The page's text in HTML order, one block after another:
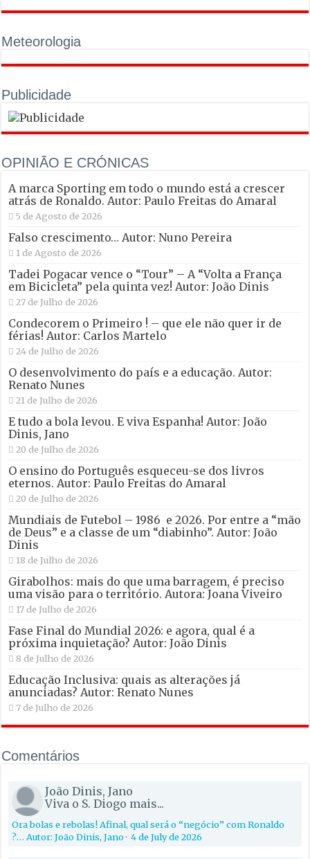
Meteorologia
Publicidade
OPINIÃO E CRÓNICAS
A marca Sporting em todo o mundo está a crescer
atrás de Ronaldo. Autor: Paulo Freitas do Amaral
5 de Agosto de 2026
Falso crescimento… Autor: Nuno Pereira
1 de Agosto de 2026
Tadei Pogacar vence o “Tour” – A “Volta a França
em Bicicleta” pela quinta vez! Autor: João Dinis
27 de Julho de 2026
Condecorem o Primeiro ! – que ele não quer ir de
férias! Autor: Carlos Martelo
24 de Julho de 2026
O desenvolvimento do país e a educação. Autor:
Renato Nunes
21 de Julho de 2026
E tudo a bola levou. E viva Espanha! Autor: João
Dinis, Jano
20 de Julho de 2026
O ensino do Português esqueceu-se dos livros
eternos. Autor: Paulo Freitas do Amaral
20 de Julho de 2026
Mundiais de Futebol – 1986 e 2026. Por entre a “mão
de Deus” e a classe de um “diabinho”. Autor: João
Dinis
18 de Julho de 2026
Girabolhos: mais do que uma barragem, é preciso
uma visão para o território. Autora: Joana Viveiro
17 de Julho de 2026
Fase Final do Mundial 2026: e agora, qual é a
próxima inquietação? Autor: João Dinis
8 de Julho de 2026
Educação Inclusiva: quais as alterações já
anunciadas? Autor: Renato Nunes
7 de Julho de 2026
Comentários
João Dinis, Jano
Viva o S. Diogo mais...
Ora bolas e rebolas! Afinal, qual será o “negócio” com Ronaldo
?… Autor: João Dinis, Jano·4 de July de 2026